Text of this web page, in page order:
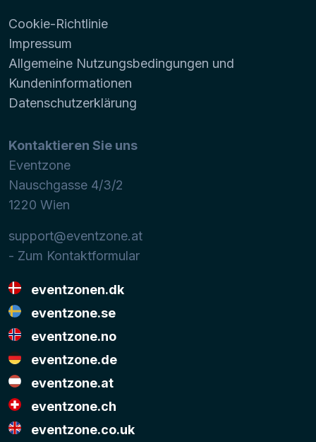
Cookie-Richtlinie
Impressum
Allgemeine Nutzungsbedingungen und
Kundeninformationen
Datenschutzerklärung
Kontaktieren Sie uns
Eventzone
Nauschgasse 4/3/2
1220 Wien
support@eventzone.at
- Zum Kontaktformular
eventzonen.dk
eventzone.se
eventzone.no
eventzone.de
eventzone.at
eventzone.ch
eventzone.co.uk